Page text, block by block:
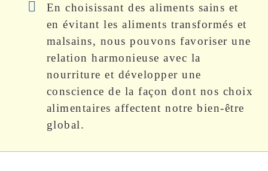
En choisissant des aliments sains et
en évitant les aliments transformés et
malsains, nous pouvons favoriser une
relation harmonieuse avec la
nourriture et développer une
conscience de la façon dont nos choix
alimentaires affectent notre bien-être
global.